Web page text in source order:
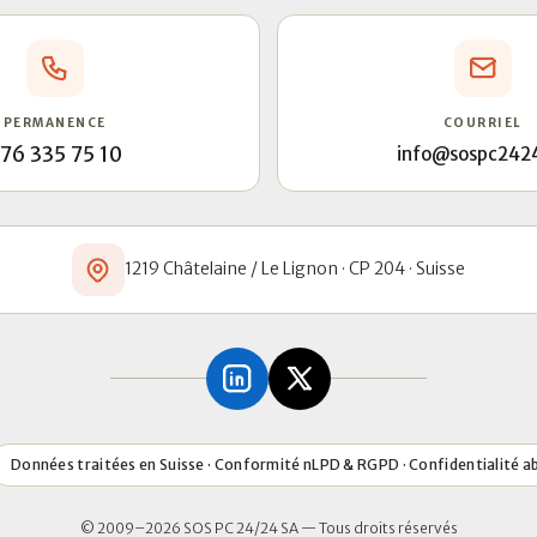
PERMANENCE
335 75 10
COURRIEL
1219 Châtelaine / Le Lignon · CP 204 · Suisse
Données traitées en Suisse · Conformité nLPD & RGPD · Confidentialité
© 2009–2026 SOS PC 24/24 SA — Tous droits réservés